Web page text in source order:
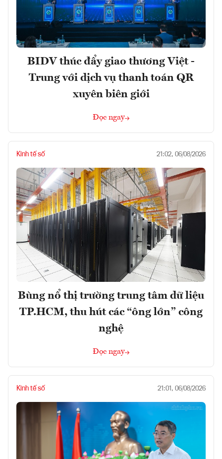
BIDV thúc đẩy giao thương Việt -
Trung với dịch vụ thanh toán QR
xuyên biên giới
Đọc ngay
Kinh tế số 21:02, 06/08/2026
Bùng nổ thị trường trung tâm dữ liệu
TP.HCM, thu hút các “ông lớn” công
nghệ
Đọc ngay
Kinh tế số 21:01, 06/08/2026